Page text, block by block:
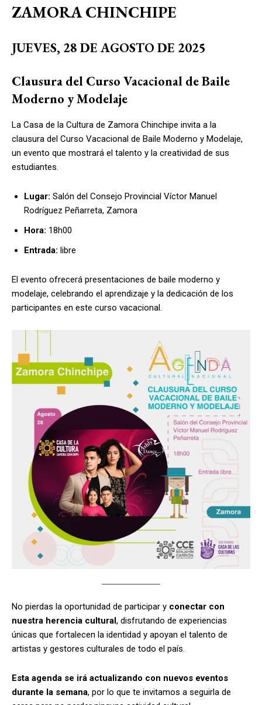
ZAMORA CHINCHIPE
JUEVES, 28 DE AGOSTO DE 2025
Clausura del Curso Vacacional de Baile
Moderno y Modelaje
La Casa de la Cultura de Zamora Chinchipe invita a la
clausura del Curso Vacacional de Baile Moderno y Modelaje,
un evento que mostrará el talento y la creatividad de sus
estudiantes.
Lugar: Salón del Consejo Provincial Víctor Manuel
Rodríguez Peñarreta, Zamora
Hora: 18h00
Entrada: libre
El evento ofrecerá presentaciones de baile moderno y
modelaje, celebrando el aprendizaje y la dedicación de los
participantes en este curso vacacional.
No pierdas la oportunidad de participar y conectar con
nuestra herencia cultural, disfrutando de experiencias
únicas que fortalecen la identidad y apoyan el talento de
artistas y gestores culturales de todo el país.
Esta agenda se irá actualizando con nuevos eventos
durante la semana, por lo que te invitamos a seguirla de